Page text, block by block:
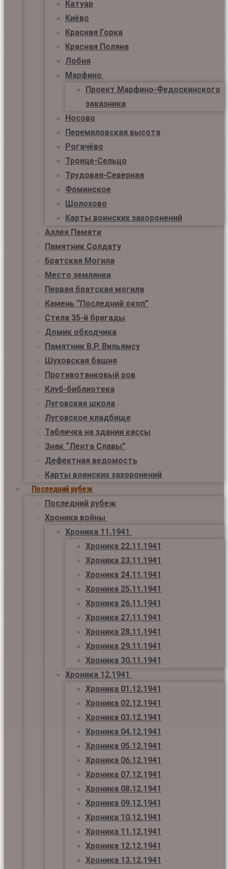
Катуар
Киёво
Красная Горка
Красная Поляна
Лобня
Марфино
Проект Марфино-Федоскинского
заказника
Носово
Перемиловская высота
Рогачёво
Троице-Сельцо
Трудовая-Северная
Фоминское
Шолохово
Карты воинских захоронений
Аллея Памяти
Памятник Солдату
Братская Могила
Место землянки
Первая братская могила
Камень “Последний окоп”
Стела 35-й бригады
Домик обходчика
Памятник В.Р. Вильямсу
Шуховская башня
Противотанковый ров
Клуб-библиотека
Луговская школа
Луговское кладбище
Табличка на здании кассы
Знак “Лента Славы”
Дефектная ведомость
Карты воинских захоронений
Последний рубеж
Последний рубеж
Хроника войны
Хроника 11.1941
Хроника 22.11.1941
Хроника 23.11.1941
Хроника 24.11.1941
Хроника 25.11.1941
Хроника 26.11.1941
Хроника 27.11.1941
Хроника 28.11.1941
Хроника 29.11.1941
Хроника 30.11.1941
Хроника 12.1941
Хроника 01.12.1941
Хроника 02.12.1941
Хроника 03.12.1941
Хроника 04.12.1941
Хроника 05.12.1941
Хроника 06.12.1941
Хроника 07.12.1941
Хроника 08.12.1941
Хроника 09.12.1941
Хроника 10.12.1941
Хроника 11.12.1941
Хроника 12.12.1941
Хроника 13.12.1941